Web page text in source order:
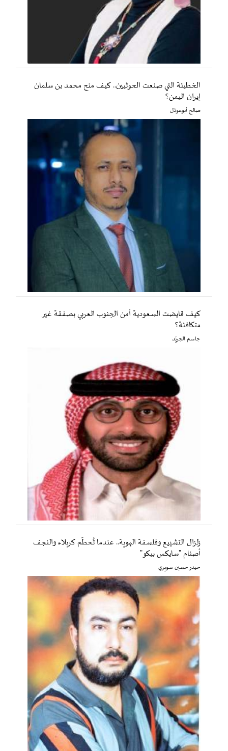
الخطيئة التي صنعت الحوثيين.. كيف منح محمد بن سلمان
إيران اليمن؟
صالح أبوعوذل
كيف قايضت السعودية أمن الجنوب العربي بصفقة غير
متكافئة؟
جاسم الجريّد
زلزال التشييع وفلسفة الهوية.. عندما تُحطّم كربلاء والنجف
أصنام "سايكس بيكو"
حيدر حسين سويري